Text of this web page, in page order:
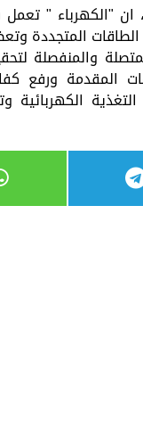
"الكهرباء " تعمل
الطاقات المتجددة
والمنفصلة
المقدمة ورفع
الكهربائية